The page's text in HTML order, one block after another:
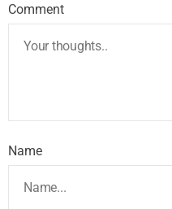
Comment
Name